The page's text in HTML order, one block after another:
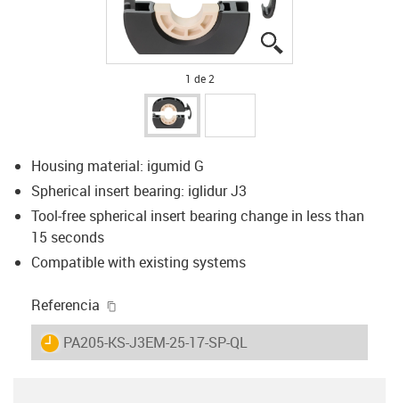
1 de 2
Housing material: igumid G
Spherical insert bearing: iglidur J3
Tool-free spherical insert bearing change in less than
15 seconds
Compatible with existing systems
Referencia
igus-icon-lieferzeit
PA205-KS-J3EM-25-17-SP-QL